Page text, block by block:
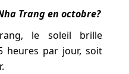
Trang en octobre?
le soleil brille
heures par jour, soit